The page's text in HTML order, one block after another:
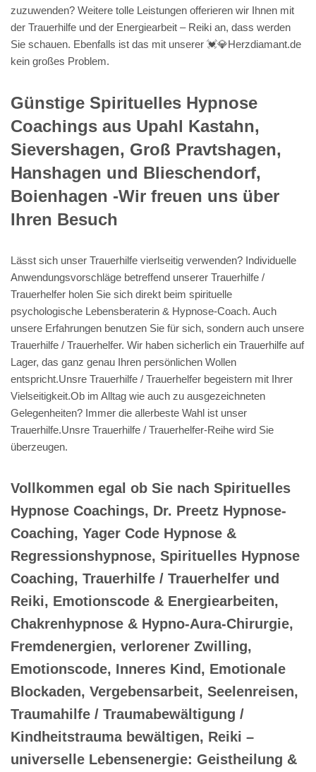
zuzuwenden? Weitere tolle Leistungen offerieren wir Ihnen mit
der Trauerhilfe und der Energiearbeit – Reiki an, dass werden
Sie schauen. Ebenfalls ist das mit unserer 💓️💎Herzdiamant.de
kein großes Problem.
Günstige Spirituelles Hypnose
Coachings aus Upahl Kastahn,
Sievershagen, Groß Pravtshagen,
Hanshagen und Blieschendorf,
Boienhagen -Wir freuen uns über
Ihren Besuch
Lässt sich unser Trauerhilfe vierlseitig verwenden? Individuelle
Anwendungsvorschläge betreffend unserer Trauerhilfe /
Trauerhelfer holen Sie sich direkt beim spirituelle
psychologische Lebensberaterin & Hypnose-Coach. Auch
unsere Erfahrungen benutzen Sie für sich, sondern auch unsere
Trauerhilfe / Trauerhelfer. Wir haben sicherlich ein Trauerhilfe auf
Lager, das ganz genau Ihren persönlichen Wollen
entspricht.Unsre Trauerhilfe / Trauerhelfer begeistern mit Ihrer
Vielseitigkeit.Ob im Alltag wie auch zu ausgezeichneten
Gelegenheiten? Immer die allerbeste Wahl ist unser
Trauerhilfe.Unsre Trauerhilfe / Trauerhelfer-Reihe wird Sie
überzeugen.
Vollkommen egal ob Sie nach Spirituelles
Hypnose Coachings, Dr. Preetz Hypnose-
Coaching, Yager Code Hypnose &
Regressionshypnose, Spirituelles Hypnose
Coaching, Trauerhilfe / Trauerhelfer und
Reiki, Emotionscode & Energiearbeiten,
Chakrenhypnose & Hypno-Aura-Chirurgie,
Fremdenergien, verlorener Zwilling,
Emotionscode, Inneres Kind, Emotionale
Blockaden, Vergebensarbeit, Seelenreisen,
Traumahilfe / Traumabewältigung /
Kindheitstrauma bewältigen, Reiki –
universelle Lebensenergie: Geistheilung &